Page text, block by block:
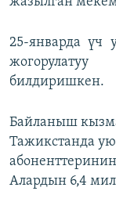
25-январда үч
билдиришкен.
Байланыш
Тажикстанда
Алардын 6,4